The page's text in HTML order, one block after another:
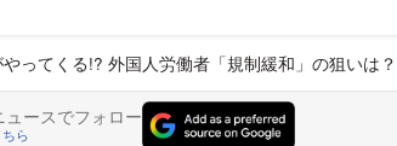
ってくる!? 外国人労働者「規制緩和」の狙いは？
ースでフォロー
ら